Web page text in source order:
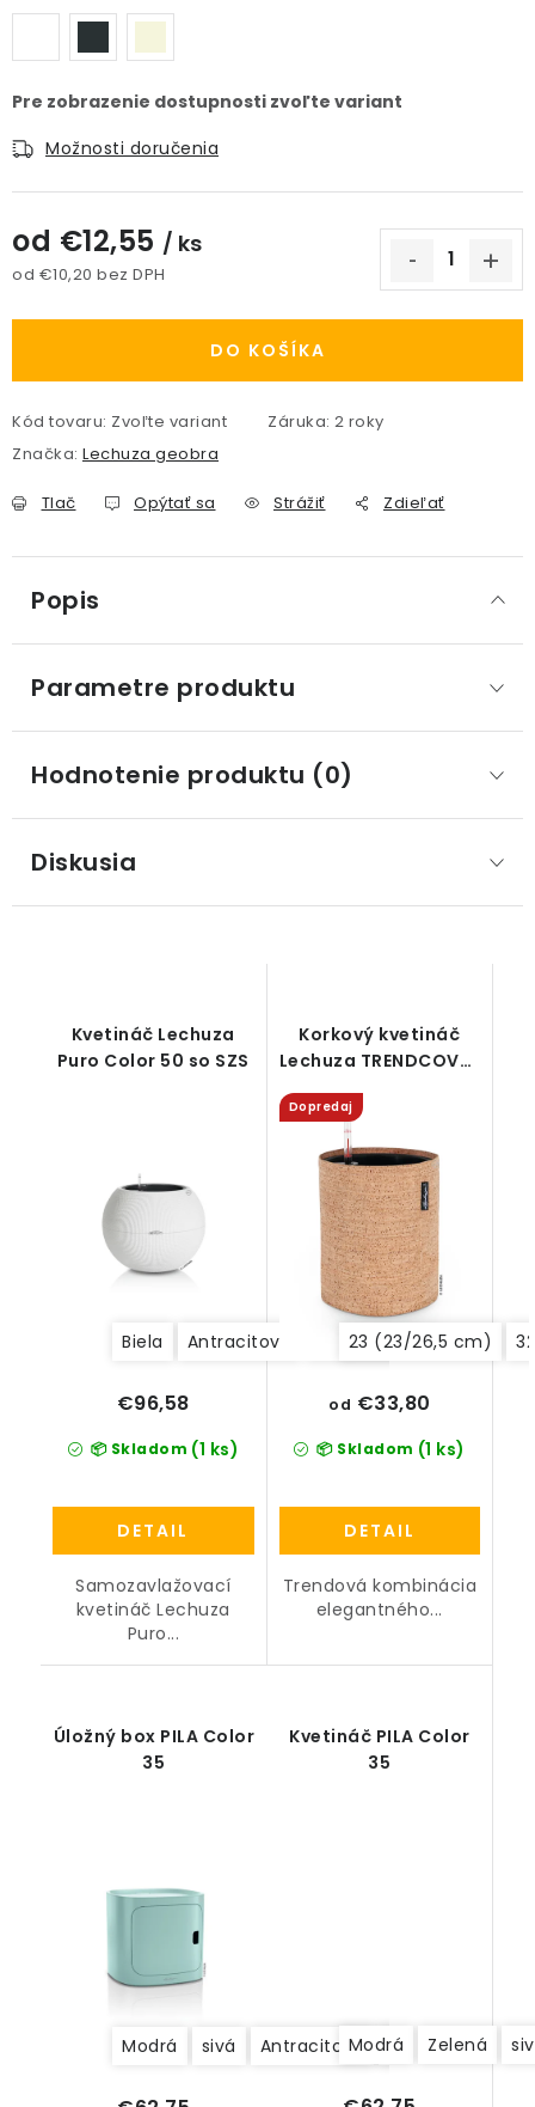
Možnosti doručenia
od €12,55 / ks
od €10,20 bez DPH
DO KOŠÍKA
Kód tovaru: Zvoľte variant Záruka: 2 roky
Značka: Lechuza geobra
Tlač Opýtať sa Strážiť Zdieľať
Popis
Parametre produktu
Hodnotenie produktu (0)
Diskusia
Kvetináč Lechuza
Puro Color 50 so SZS
Biela Antracitová Béžová/Krémová
📦 Skladom (1 ks)
€96,58
DETAIL
Samozavlažovací
kvetináč Lechuza
Puro...
Korkový kvetináč
Lechuza TRENDCOVER
Dopredaj
23 (23/26,5 cm)
📦 Skladom (1 ks)
od €33,80
DETAIL
Trendová kombinácia
elegantného...
Úložný box PILA Color
35
Modrá sivá Antracitová Béžová/
Kvetináč PILA Color
35
Modrá Zelená